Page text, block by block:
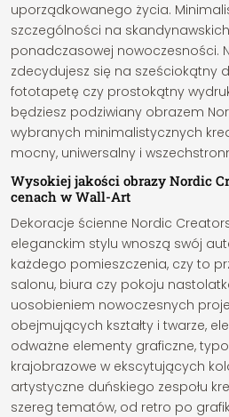
uporządkowanego życia.
szczególności na
ponadczasowej nowoczesności.
zdecydujesz się na sześciokątny
fototapetę czy prostokątny
będziesz podziwiany obrazem
wybranych minimalistycznych
mocny, uniwersalny i
Wysokiej jakości obrazy Nordic
cenach w Wall-Art
Dekoracje ścienne Nordic
eleganckim stylu wnoszą swój
każdego pomieszczenia, czy to
salonu, biura czy pokoju
uosobieniem nowoczesnych
obejmujących kształty i twarze,
odważne elementy graficzne,
krajobrazowe w ekscytujących
artystyczne duńskiego zespołu
szereg tematów, od retro po